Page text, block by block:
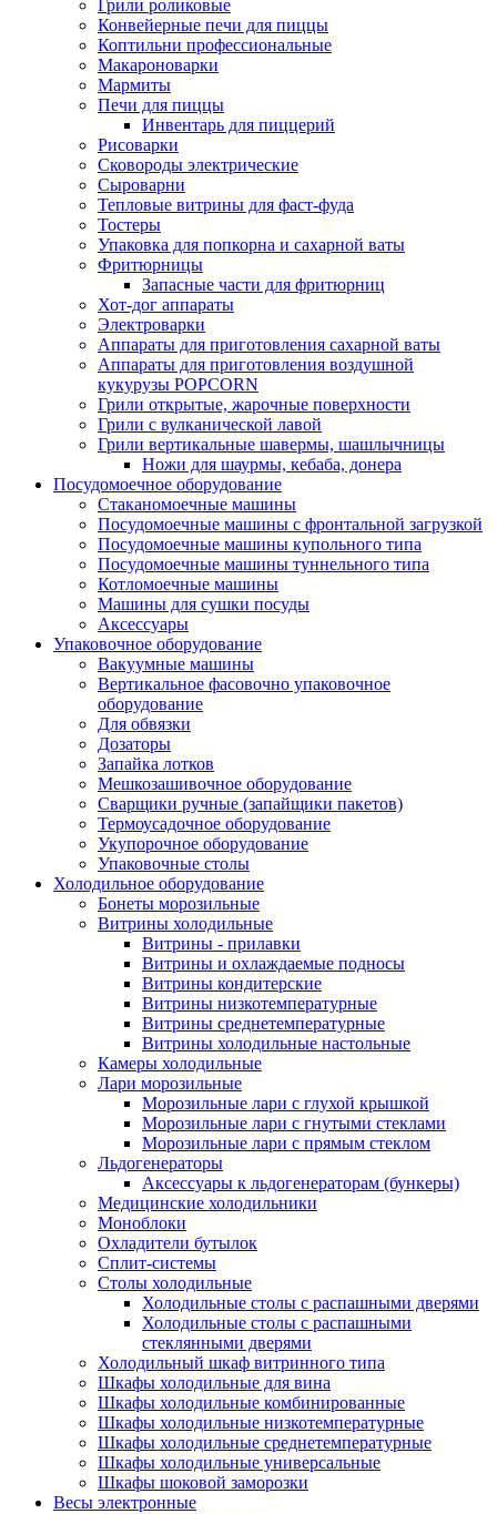
Грили роликовые
Конвейерные печи для пиццы
Коптильни профессиональные
Макароноварки
Мармиты
Печи для пиццы
Инвентарь для пиццерий
Рисоварки
Сковороды электрические
Сыроварни
Тепловые витрины для фаст-фуда
Тостеры
Упаковка для попкорна и сахарной ваты
Фритюрницы
Запасные части для фритюрниц
Хот-дог аппараты
Электроварки
Аппараты для приготовления сахарной ваты
Аппараты для приготовления воздушной
кукурузы POPCORN
Грили открытые, жарочные поверхности
Грили с вулканической лавой
Грили вертикальные шавермы, шашлычницы
Ножи для шаурмы, кебаба, донера
Посудомоечное оборудование
Стаканомоечные машины
Посудомоечные машины с фронтальной загрузкой
Посудомоечные машины купольного типа
Посудомоечные машины туннельного типа
Котломоечные машины
Машины для сушки посуды
Аксессуары
Упаковочное оборудование
Вакуумные машины
Вертикальное фасовочно упаковочное
оборудование
Для обвязки
Дозаторы
Запайка лотков
Мешкозашивочное оборудование
Сварщики ручные (запайщики пакетов)
Термоусадочное оборудование
Укупорочное оборудование
Упаковочные столы
Холодильное оборудование
Бонеты морозильные
Витрины холодильные
Витрины - прилавки
Витрины и охлаждаемые подносы
Витрины кондитерские
Витрины низкотемпературные
Витрины среднетемпературные
Витрины холодильные настольные
Камеры холодильные
Лари морозильные
Морозильные лари с глухой крышкой
Морозильные лари с гнутыми стеклами
Морозильные лари с прямым стеклом
Льдогенераторы
Аксессуары к льдогенераторам (бункеры)
Медицинские холодильники
Моноблоки
Охладители бутылок
Сплит-системы
Столы холодильные
Холодильные столы с распашными дверями
Холодильные столы с распашными
стеклянными дверями
Холодильный шкаф витринного типа
Шкафы холодильные для вина
Шкафы холодильные комбинированные
Шкафы холодильные низкотемпературные
Шкафы холодильные среднетемпературные
Шкафы холодильные универсальные
Шкафы шоковой заморозки
Весы электронные